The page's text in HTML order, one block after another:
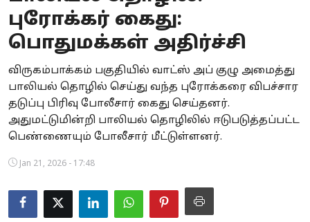
Business
Crime
Tamilnadu
National
World
Spirituality
புரோக்கர் கைது:
பொதுமக்கள் அதிர்ச்சி
விருகம்பாக்கம் பகுதியில் வாட்ஸ் அப் குழு அமைத்து
பாலியல் தொழில் செய்து வந்த புரோக்கரை விபச்சார
தடுப்பு பிரிவு போலீசார் கைது செய்தனர்.
அதுமட்டுமின்றி பாலியல் தொழிலில் ஈடுபடுத்தப்பட்ட
பெண்ணையும் போலீசார் மீட்டுள்ளனர்.
Jan 21, 2026 - 17:48